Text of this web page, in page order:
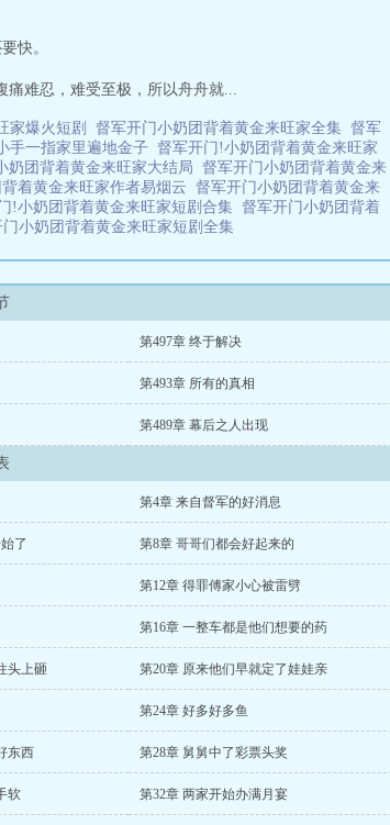
快。
痛难忍，难受至极，所以舟舟就...
家爆火短剧 督军开门小奶团背着黄金来旺家全集 督军
手一指家里遍地金子 督军开门!小奶团背着黄金来旺家
奶团背着黄金来旺家大结局 督军开门小奶团背着黄金来
着黄金来旺家作者易烟云 督军开门小奶团背着黄金来
!小奶团背着黄金来旺家短剧合集 督军开门小奶团背着
门小奶团背着黄金来旺家短剧全集
第497章 终于解决
第493章 所有的真相
第489章 幕后之人出现
第4章 来自督军的好消息
了 第8章 哥哥们都会好起来的
第12章 得罪傅家小心被雷劈
第16章 一整车都是他们想要的药
头上砸 第20章 原来他们早就定了娃娃亲
第24章 好多好多鱼
东西 第28章 舅舅中了彩票头奖
软 第32章 两家开始办满月宴